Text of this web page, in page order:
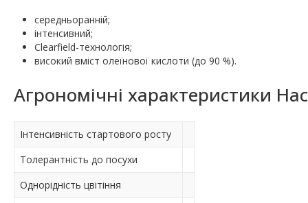
середньоранній;
інтенсивний;
Clearfield-технологія;
високий вміст олеїнової кислоти (до 90 %).
Агрономічні характеристики
Інтенсивність стартового росту
Толерантність до посухи
Однорідність цвітіння